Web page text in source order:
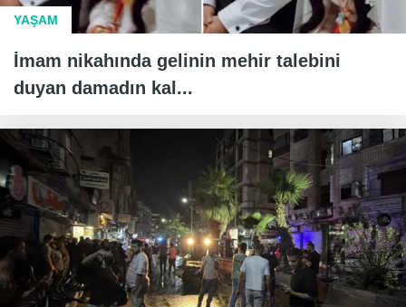
YAŞAM
İmam nikahında gelinin mehir talebini
duyan damadın kal...